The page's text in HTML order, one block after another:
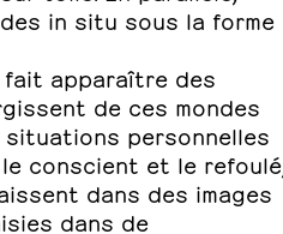
in situ sous la forme
apparaître des
de ces mondes
personnelles
conscient et le refoulé,
dans des images
dans de